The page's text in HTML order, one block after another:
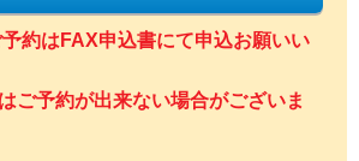
約はFAX申込書にて申込お願いい
ご予約が出来ない場合がございま